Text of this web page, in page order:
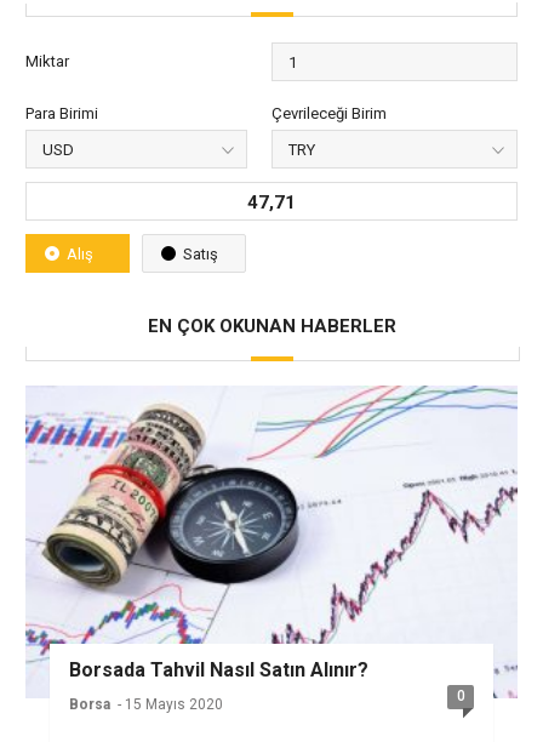
Miktar
Para Birimi Çevrileceği Birim
47,71
Alış Satış
EN ÇOK OKUNAN HABERLER
Borsada Tahvil Nasıl Satın Alınır?
Borsa - 15 Mayıs 2020 0